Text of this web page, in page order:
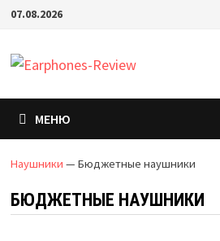
Перейти
содержимому
07.08.2026
МЕНЮ
Наушники — Бюджетные наушники
БЮДЖЕТНЫЕ НАУШНИКИ